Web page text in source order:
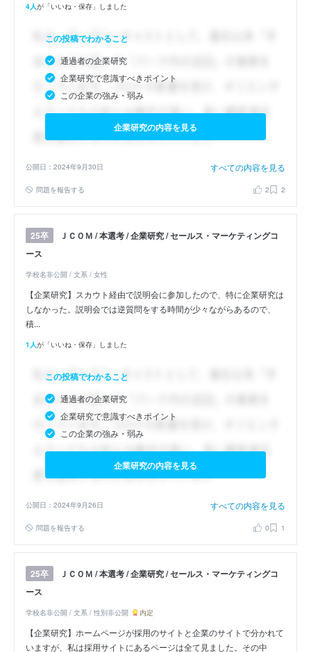
4人が「いいね・保存」しました
この投稿でわかること
通過者の企業研究
企業研究で意識すべきポイント
この企業の強み・弱み
企業研究の内容を見る
公開日：2024年9月30日 すべての内容を見る
問題を報告する 2 2
25卒
ＪＣＯＭ / 本選考 / 企業研究 / セールス・マーケティングコ
ース
学校名非公開 / 文系 / 女性
【企業研究】スカウト経由で説明会に参加したので、特に企業研究は
しなかった。説明会では逆質問をする時間が少々ながらあるので、
積...
1人が「いいね・保存」しました
この投稿でわかること
通過者の企業研究
企業研究で意識すべきポイント
この企業の強み・弱み
企業研究の内容を見る
公開日：2024年9月26日 すべての内容を見る
問題を報告する 0 1
25卒
ＪＣＯＭ / 本選考 / 企業研究 / セールス・マーケティングコ
ース
学校名非公開 / 文系 / 性別非公開 内定
【企業研究】ホームページが採用のサイトと企業のサイトで分かれて
いますが、私は採用サイトにあるページは全て見ました。その中